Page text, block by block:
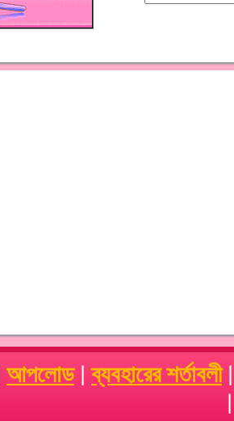
আপলোড|ব্যবহারের শর্তাবলী